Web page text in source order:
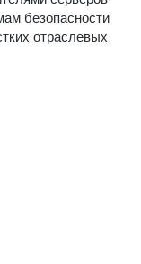
безопасности
отраслевых